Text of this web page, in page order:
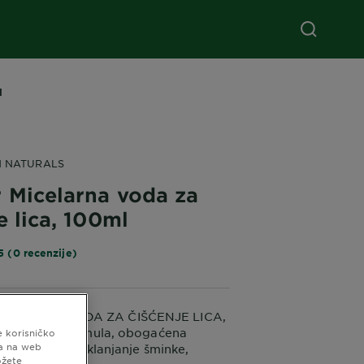
NATURALS
Micelarna voda za
lica, 100ml
(0 recenzije)
VODA ZA ČIŠĆENJE LICA,
formula, obogaćena
čišćenje i uklanjanje šminke,
korisničko
na web